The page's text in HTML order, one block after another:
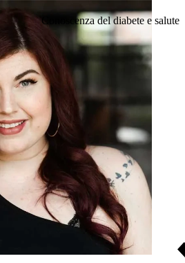
Conoscenza del diabete e salute